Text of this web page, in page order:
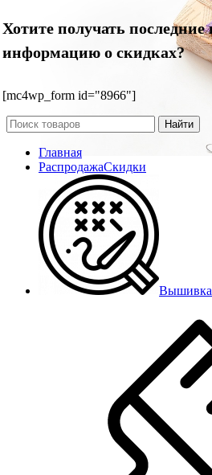
Хотите получать последние
информацию о скидках?
[mc4wp_form id="8966"]
Найти
Главная
РаспродажаСкидки
Вышивка